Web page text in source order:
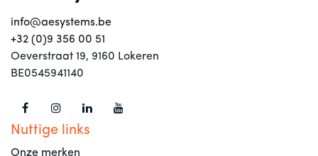
info@aesystems.be
+32 (0)9 356 00 51
Oeverstraat 19, 9160 Lokeren
BE0545941140
Nuttige links
Onze merken